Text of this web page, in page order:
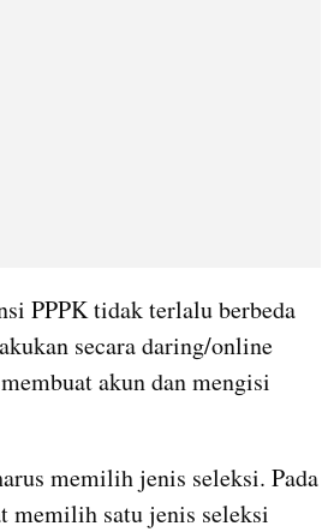
PPPK tidak terlalu berbeda
secara daring/online
akun dan mengisi
memilih jenis seleksi. Pada
memilih satu jenis seleksi